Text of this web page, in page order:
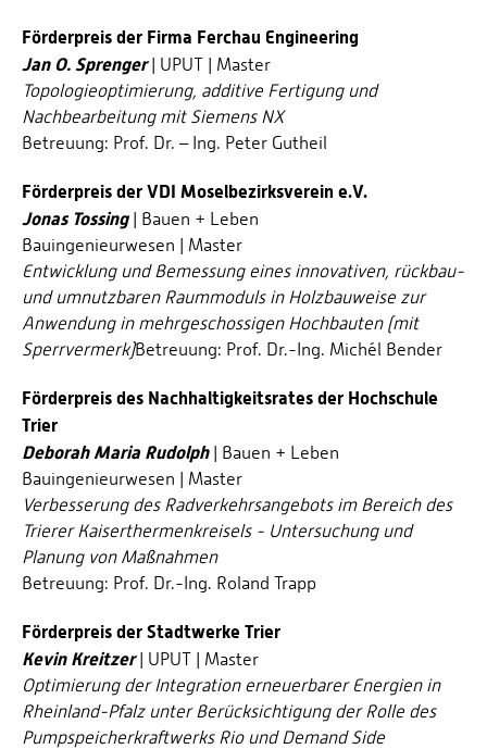
Förderpreis der Firma Ferchau Engineering
Jan O. Sprenger| UPUT | Master
Topologieoptimierung, additive Fertigung und
Nachbearbeitung mit Siemens NX
Betreuung: Prof. Dr. – Ing. Peter Gutheil
Förderpreis der VDI Moselbezirksverein e.V.
Jonas Tossing | Bauen + Leben
Bauingenieurwesen | Master
Entwicklung und Bemessung eines innovativen, rückbau-
und umnutzbaren Raummoduls in Holzbauweise zur
Anwendung in mehrgeschossigen Hochbauten (mit
Sperrvermerk)Betreuung: Prof. Dr.-Ing. Michél Bender
Förderpreis des Nachhaltigkeitsrates der Hochschule
Trier
Deborah Maria Rudolph | Bauen + Leben
Bauingenieurwesen | Master
Verbesserung des Radverkehrsangebots im Bereich des
Trierer Kaiserthermenkreisels - Untersuchung und
Planung von Maßnahmen
Betreuung: Prof. Dr.-Ing. Roland Trapp
Förderpreis der Stadtwerke Trier
Kevin Kreitzer| UPUT | Master
Optimierung der Integration erneuerbarer Energien in
Rheinland-Pfalz unter Berücksichtigung der Rolle des
Pump­speicherkraftwerks Rio und Demand Side